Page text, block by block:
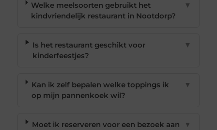
Welke meelsoorten gebruikt het
kindvriendelijk restaurant in Nootdorp?
▼
Is het restaurant geschikt voor
kinderfeestjes?
▼
Kan ik zelf bepalen welke toppings ik
op mijn pannenkoek wil?
▼
Moet ik reserveren voor een bezoek aan
▼